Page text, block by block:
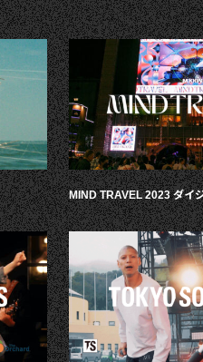
MIND TRAVEL 2023 ダイ